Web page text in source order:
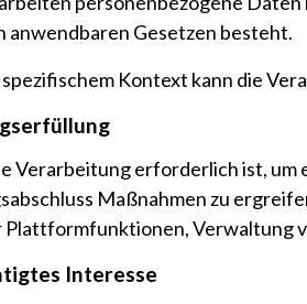
anwendbaren Gesetzen besteht.
spezifischem Kontext kann die
Verarbeitung erforderlich ist, um
Maßnahmen zu
Plattformfunktionen, Verwaltung
Interesse